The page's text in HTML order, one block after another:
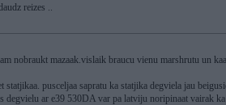
reizes ..
nobraukt mazaak.vislaik braucu vienu marshrutu un
statjikaa. pusceljaa sapratu ka statjika degviela jau
degvielu ar e39 530DA var pa latviju noripinaat vairak